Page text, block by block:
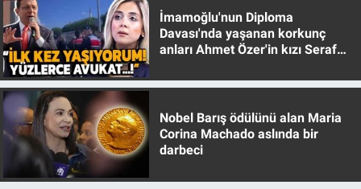
İmamoğlu'nun Diploma
Davası'nda yaşanan korkunç
anları Ahmet Özer'in kızı Seraf
Nobel Barış ödülünü alan Maria
Corina Machado aslında bir
darbeci